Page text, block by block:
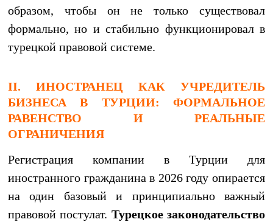
образом, чтобы он не только существовал
формально, но и стабильно функционировал в
турецкой правовой системе.
II. ИНОСТРАНЕЦ КАК УЧРЕДИТЕЛЬ
БИЗНЕСА В ТУРЦИИ: ФОРМАЛЬНОЕ
РАВЕНСТВО И РЕАЛЬНЫЕ
ОГРАНИЧЕНИЯ
Регистрация компании в Турции для
иностранного гражданина в 2026 году опирается
на один базовый и принципиально важный
правовой постулат. Турецкое законодательство